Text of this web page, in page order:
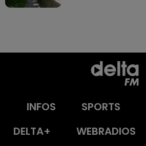
INFOS SPORTS
DELTA+
WEBRADIOS